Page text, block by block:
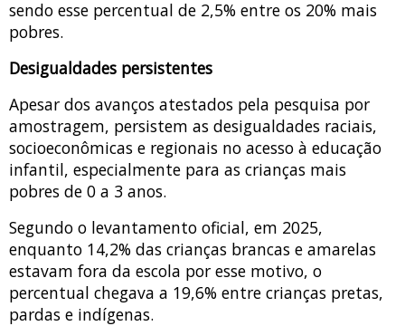
sendo esse percentual de 2,5% entre os 20% mais
pobres.
Desigualdades persistentes
Apesar dos avanços atestados pela pesquisa por
amostragem, persistem as desigualdades raciais,
socioeconômicas e regionais no acesso à educação
infantil, especialmente para as crianças mais
pobres de 0 a 3 anos.
Segundo o levantamento oficial, em 2025,
enquanto 14,2% das crianças brancas e amarelas
estavam fora da escola por esse motivo, o
percentual chegava a 19,6% entre crianças pretas,
pardas e indígenas.